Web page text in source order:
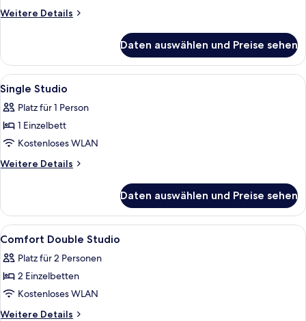
Weitere Details
Weitere
Studio
Daten auswählen und Preise sehen
Alle
Fotos
für
Single
Studio
anzeigen
1 Schlafzimmer, Schreibtisch,
4
Single Studio
Platz für 1 Person
1 Einzelbett
Kostenloses WLAN
Weitere Details
Weitere
Studio
Daten auswählen und Preise sehen
Alle
Fotos
für
Comfort
Double
Studio
1 Schlafzimmer, Schreibtisch,
9
Comfort Double Studio
Platz für 2 Personen
2 Einzelbetten
Kostenloses WLAN
Weitere Details
Weitere